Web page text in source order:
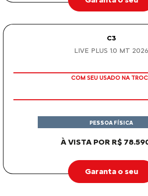
COM SEU USADO NA
À VISTA POR R$
PESSOA FÍSICA
Garanta o seu